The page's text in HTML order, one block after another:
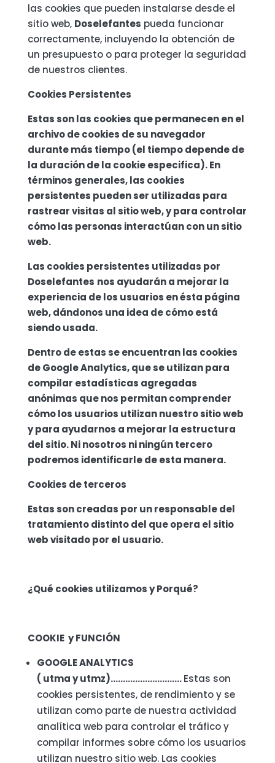
las cookies que pueden instalarse desde el
sitio web, Doselefantes pueda funcionar
correctamente, incluyendo la obtención de
un presupuesto o para proteger la seguridad
de nuestros clientes.
Cookies Persistentes
Estas son las cookies que permanecen en el
archivo de cookies de su navegador
durante más tiempo (el tiempo depende de
la duración de la cookie especifica). En
términos generales, las cookies
persistentes pueden ser utilizadas para
rastrear visitas al sitio web, y para controlar
cómo las personas interactúan con un sitio
web.
Las cookies persistentes utilizadas por
Doselefantes nos ayudarán a mejorar la
experiencia de los usuarios en ésta página
web, dándonos una idea de cómo está
siendo usada.
Dentro de estas se encuentran las cookies
de Google Analytics, que se utilizan para
compilar estadísticas agregadas
anónimas que nos permitan comprender
cómo los usuarios utilizan nuestro sitio web
y para ayudarnos a mejorar la estructura
del sitio. Ni nosotros ni ningún tercero
podremos identificarle de esta manera.
Cookies de terceros
Estas son creadas por un responsable del
tratamiento distinto del que opera el sitio
web visitado por el usuario.
¿Qué cookies utilizamos y Porqué?
COOKIE y FUNCIÓN
GOOGLE ANALYTICS
( utma y utmz)………………………..Estas son
cookies persistentes, de rendimiento y se
utilizan como parte de nuestra actividad
analítica web para controlar el tráfico y
compilar informes sobre cómo los usuarios
utilizan nuestro sitio web. Las cookies